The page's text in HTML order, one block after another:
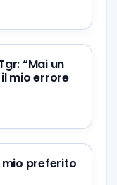
Tgr: “Mai un
mio errore
mio preferito